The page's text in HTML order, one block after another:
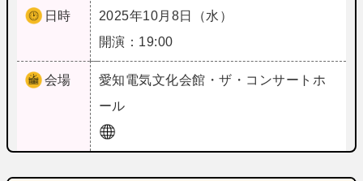
日時
2025年10月8日（水）
開演：19:00
会場 愛知電気文化会館・ザ・コンサートホ
ール